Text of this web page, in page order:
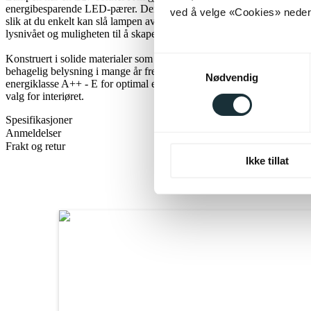
ved å velge «Cookies»
Nødvendig
Ikke tillat
energibesparende LED-pærer. Den medfølgende 1,5 meter lange
slik at du enkelt kan slå lampen av og på. Taba er dessuten dimbar,
lysnivået og muligheten til å skape den perfekte atmosfæren.
Konstruert i solide materialer som metall og tekstil, er Taba en robust
behagelig belysning i mange år fremover. Den doble isoleringen gir
energiklasse A++ - E for optimal effektivitet. Denne dekorative
valg for interiøret.
Spesifikasjoner
Anmeldelser
Frakt og retur